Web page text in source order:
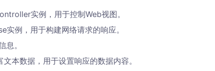
实例，用于控制Web视图。
例，用于构建网络请求的响应。
。
本数据，用于设置响应的数据内容。